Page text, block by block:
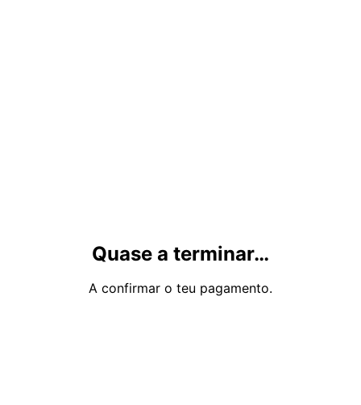
Quase a terminar…
A confirmar o teu pagamento.